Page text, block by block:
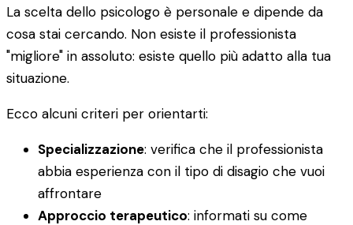
La scelta dello psicologo è personale e dipende da
cosa stai cercando. Non esiste il professionista
"migliore" in assoluto: esiste quello più adatto alla tua
situazione.
Ecco alcuni criteri per orientarti:
Specializzazione: verifica che il professionista
abbia esperienza con il tipo di disagio che vuoi
affrontare
Approccio terapeutico: informati su come